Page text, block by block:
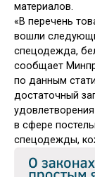
материалов.
«В перечень
вошли
спецодежда,
сообщает
по данным
достаточный
в сфере
спецодежды,